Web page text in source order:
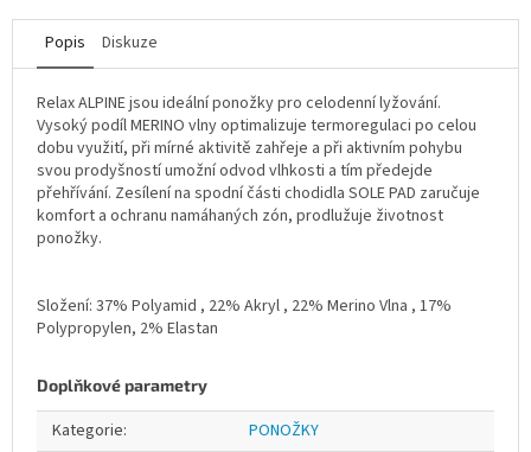
Popis Diskuze
Relax ALPINE jsou ideální ponožky pro celodenní lyžování.
Vysoký podíl MERINO vlny optimalizuje termoregulaci po celou
dobu využití, při mírné aktivitě zahřeje a při aktivním pohybu
svou prodyšností umožní odvod vlhkosti a tím předejde
přehřívání. Zesílení na spodní části chodidla SOLE PAD zaručuje
komfort a ochranu namáhaných zón, prodlužuje životnost
ponožky.
Složení: 37% Polyamid , 22% Akryl , 22% Merino Vlna , 17%
Polypropylen, 2% Elastan
Doplňkové parametry
Kategorie:
PONOŽKY